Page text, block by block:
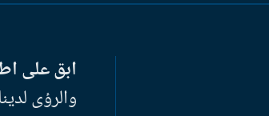
ابق على
والرؤى